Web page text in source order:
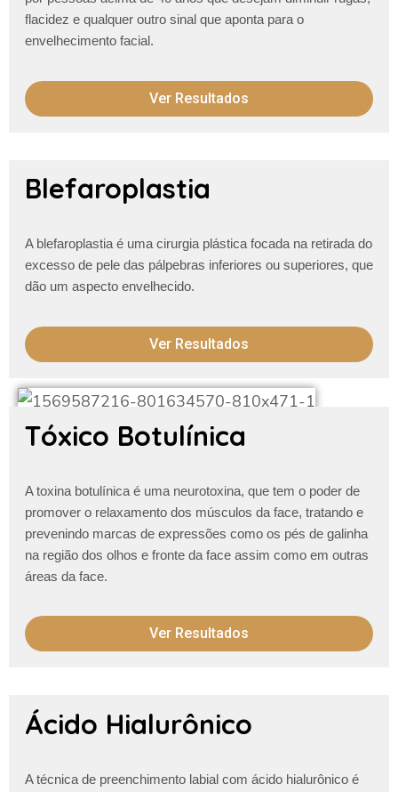
flacidez e qualquer outro sinal que aponta para o
envelhecimento facial.
Ver Resultados
Blefaroplastia
A blefaroplastia é uma cirurgia plástica focada na retirada do
excesso de pele das pálpebras inferiores ou superiores, que
dão um aspecto envelhecido.
Ver Resultados
Tóxico Botulínica
A toxina botulínica é uma neurotoxina, que tem o poder de
promover o relaxamento dos músculos da face, tratando e
prevenindo marcas de expressões como os pés de galinha
na região dos olhos e fronte da face assim como em outras
áreas da face.
Ver Resultados
Ácido Hialurônico
A técnica de preenchimento labial com ácido hialurônico é